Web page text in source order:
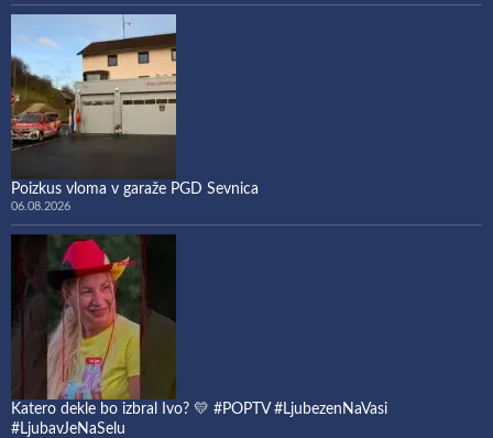
Poizkus vloma v garaže PGD Sevnica
06.08.2026
Katero dekle bo izbral Ivo? 💛 #POPTV #LjubezenNaVasi
#LjubavJeNaSelu